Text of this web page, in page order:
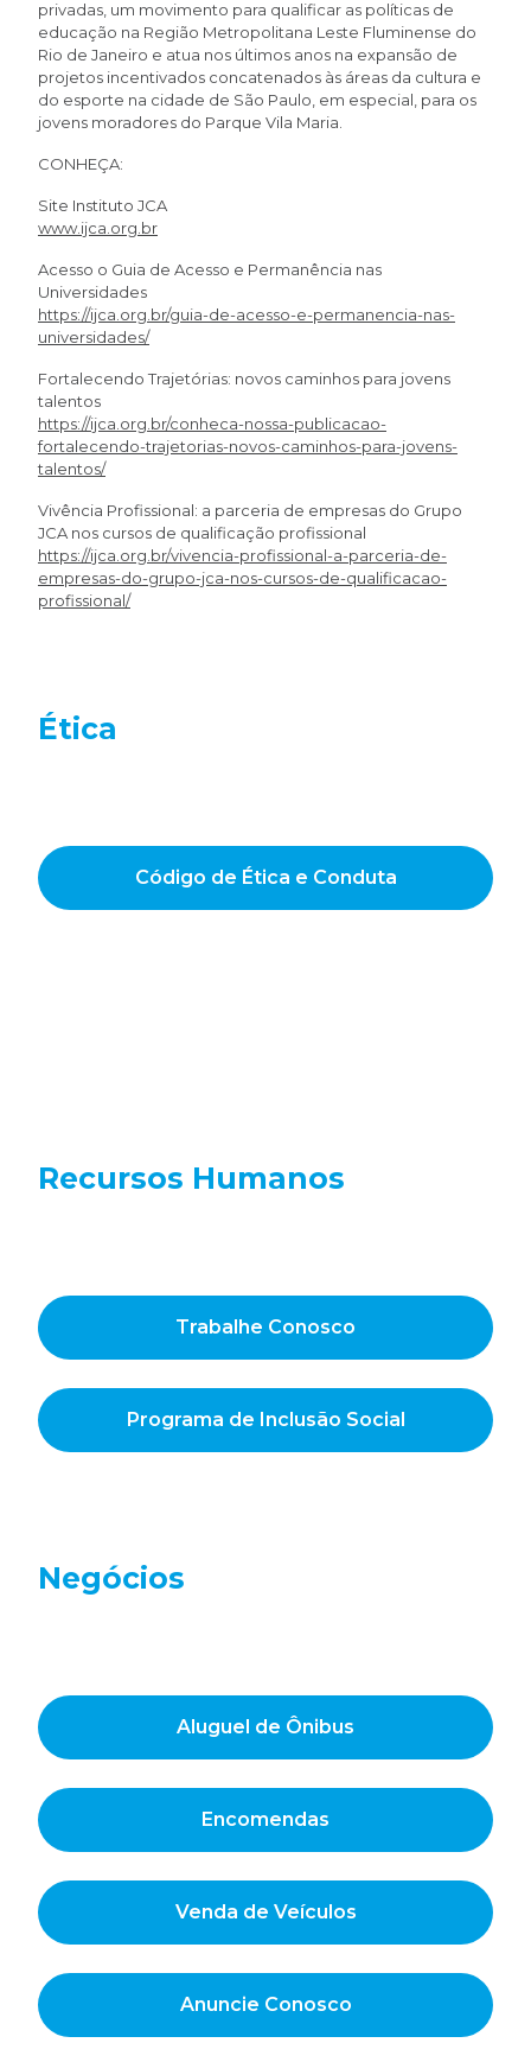
privadas, um movimento para qualificar as políticas de
educação na Região Metropolitana Leste Fluminense do
Rio de Janeiro e atua nos últimos anos na expansão de
projetos incentivados concatenados às áreas da cultura e
do esporte na cidade de São Paulo, em especial, para os
jovens moradores do Parque Vila Maria.
CONHEÇA:
Site Instituto JCA
www.ijca.org.br
Acesso o Guia de Acesso e Permanência nas
Universidades
https://ijca.org.br/guia-de-acesso-e-permanencia-nas-
universidades/
Fortalecendo Trajetórias: novos caminhos para jovens
talentos
https://ijca.org.br/conheca-nossa-publicacao-
fortalecendo-trajetorias-novos-caminhos-para-jovens-
talentos/
Vivência Profissional: a parceria de empresas do Grupo
JCA nos cursos de qualificação profissional
https://ijca.org.br/vivencia-profissional-a-parceria-de-
empresas-do-grupo-jca-nos-cursos-de-qualificacao-
profissional/
Ética
Código de Ética e Conduta
Recursos Humanos
Trabalhe Conosco
Programa de Inclusão Social
Negócios
Aluguel de Ônibus
Encomendas
Venda de Veículos
Anuncie Conosco